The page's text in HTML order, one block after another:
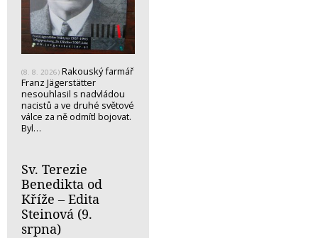
(8. 8. 2026) Rakouský farmář
Franz Jägerstätter
nesouhlasil s nadvládou
nacistů a ve druhé světové
válce za ně odmítl bojovat.
Byl…
Sv. Terezie
Benedikta od
Kříže – Edita
Steinová (9.
srpna)